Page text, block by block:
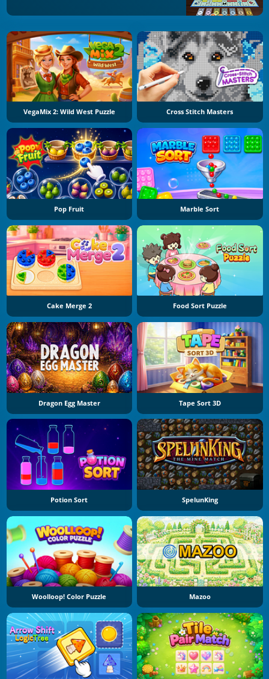
VegaMix 2: Wild West Puzzle Cross Stitch Masters
Pop Fruit Marble Sort
Cake Merge 2 Food Sort Puzzle
Dragon Egg Master Tape Sort 3D
Potion Sort SpelunKing
Woolloop! Color Puzzle Mazoo